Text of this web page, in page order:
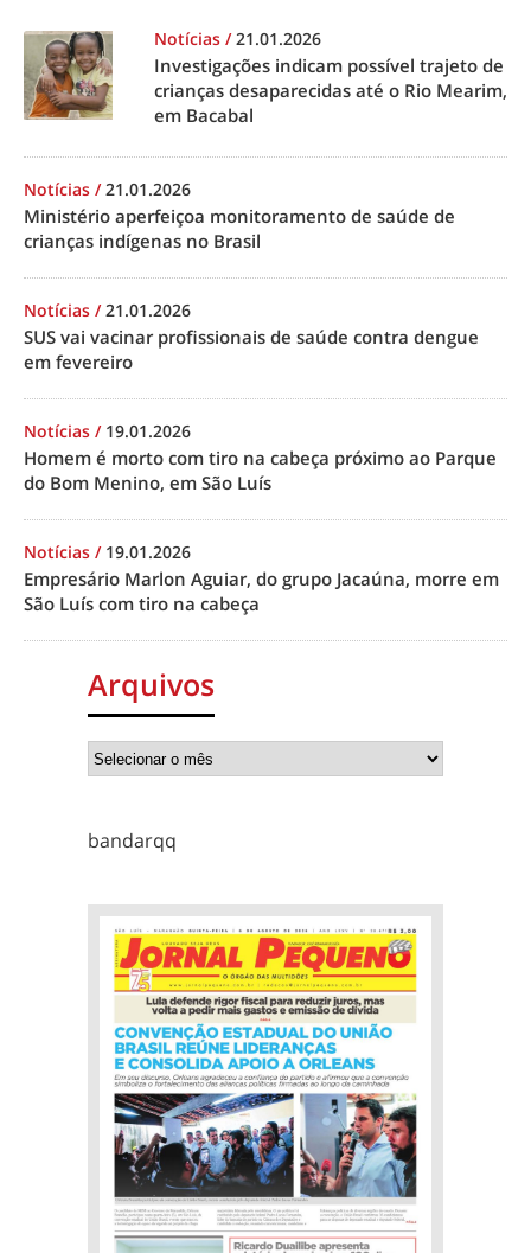
Notícias /21.01.2026
Investigações indicam possível trajeto de
crianças desaparecidas até o Rio Mearim,
em Bacabal
Notícias /21.01.2026
Ministério aperfeiçoa monitoramento de saúde de
crianças indígenas no Brasil
Notícias /21.01.2026
SUS vai vacinar profissionais de saúde contra dengue
em fevereiro
Notícias / 19.01.2026
Homem é morto com tiro na cabeça próximo ao Parque
do Bom Menino, em São Luís
Notícias / 19.01.2026
Empresário Marlon Aguiar, do grupo Jacaúna, morre em
São Luís com tiro na cabeça
Arquivos
bandarqq